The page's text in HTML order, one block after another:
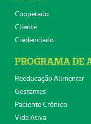
Cooperado
Cliente
Credenciado
PROGRAMA DE
Reeducação Alimentar
Gestantes
Paciente Crônico
Vida Ativa